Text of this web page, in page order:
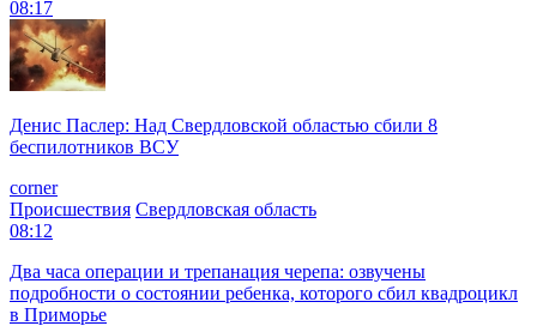
08:17
Денис Паслер: Над Свердловской областью сбили 8
беспилотников ВСУ
corner
Происшествия Свердловская область
08:12
Два часа операции и трепанация черепа: озвучены
подробности о состоянии ребенка, которого сбил квадроцикл
в Приморье